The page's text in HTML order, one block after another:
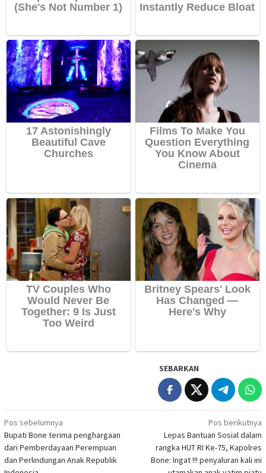
SEBARKAN
Navigasi
pos
Pos sebelumnya
Bupati Bone terima penghargaan
dari Pemberdayaan Perempuan
dan Perlindungan Anak Republik
Pos berikutnya
Lepas Bantuan Sosial dalam
rangka HUT RI Ke-75, Kapolres
Bone: Ingat !!! penyaluran kali ini